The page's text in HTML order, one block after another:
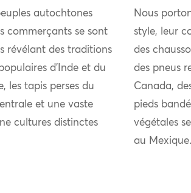
autochtones
commerçants se sont
révélant des traditions
d’Inde et du
les tapis perses du
et une vaste
cultures distinctes
Nous
style, leur
des
des pneus
Canada,
pieds
végétales
au Mexique.